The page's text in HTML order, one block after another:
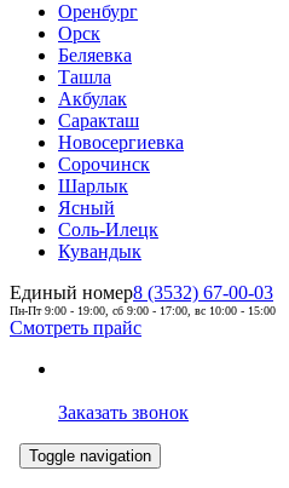
Оренбург
Орск
Беляевка
Ташла
Акбулак
Саракташ
Новосергиевка
Сорочинск
Шарлык
Ясный
Соль-Илецк
Кувандык
Единый номер8 (3532) 67-00-03
Пн-Пт 9:00 - 19:00, сб 9:00 - 17:00, вс 10:00 - 15:00
Смотреть прайс
Заказать звонок
Toggle navigation